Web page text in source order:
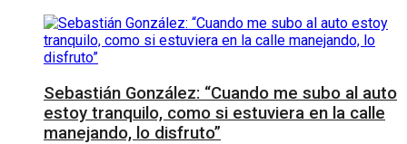
Sebastián González: “Cuando me subo al auto
estoy tranquilo, como si estuviera en la calle
manejando, lo disfruto”